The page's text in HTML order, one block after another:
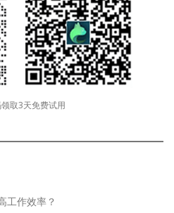
取3天免费试用
工作效率？